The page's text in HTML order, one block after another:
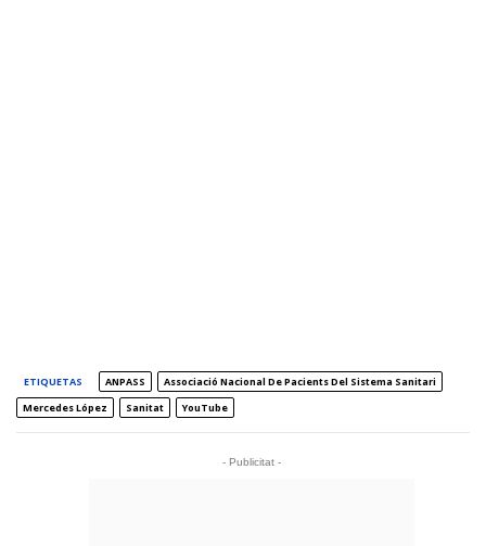
ETIQUETAS ANPASS
Associació Nacional De Pacients Del Sistema Sanitari
Mercedes López
Sanitat YouTube
- Publicitat -